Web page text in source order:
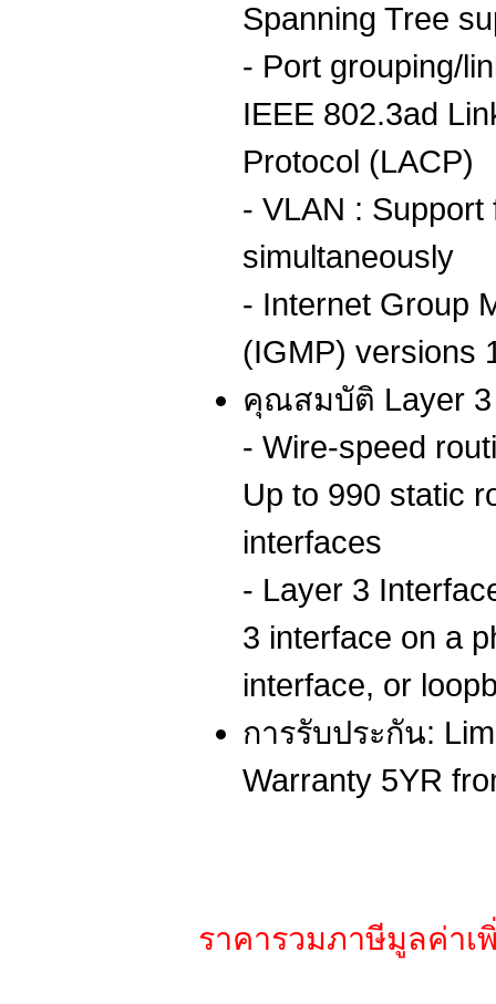
Spanning Tree
- Port grouping/
IEEE 802.3ad
Protocol (LACP)
- VLAN :
simultaneously
- Internet Group
(IGMP) versions
คุณสมบัติ Layer
- Wire-speed
Up to 990 static
interfaces
- Layer 3
3 interface on a
interface, or
การรับประกัน:
Warranty 5YR
ราคารวมภาษีมูลค่าเ